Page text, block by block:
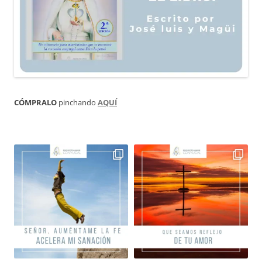
CÓMPRALO pinchando AQUÍ